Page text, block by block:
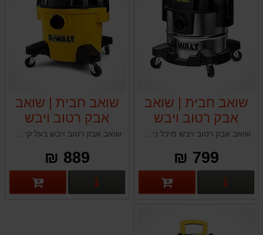
שואב חבית | שואב
אבק רטוב ויבש
תעשייתי מקצועי
דיוולט DeWalt
DXV20S גוף
799 ₪
פרטים נוספים
שואב חבית | שואב
אבק רטוב ויבש
תעשייתי מקצועי
דיוולט DeWalt
DXV23P
889 ₪
פרטים נוספים